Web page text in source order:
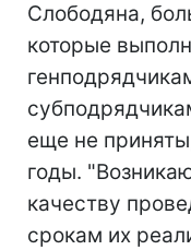
Слободяна,
которые
еще не
годы.
качеству
срокам их